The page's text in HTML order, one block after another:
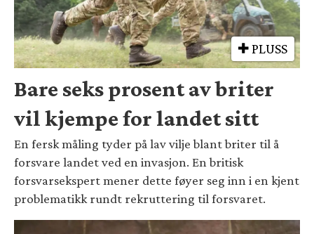
PLUSS
Bare seks prosent av briter
vil kjempe for landet sitt
En fersk måling tyder på lav vilje blant briter til å
forsvare landet ved en invasjon. En britisk
forsvarsekspert mener dette føyer seg inn i en kjent
problematikk rundt rekruttering til forsvaret.